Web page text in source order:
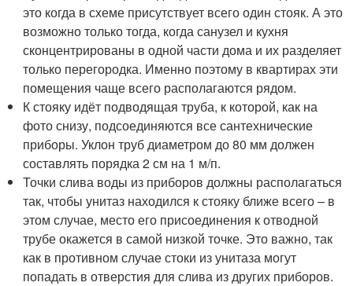
это когда в схеме присутствует всего один стояк. А это
возможно только тогда, когда санузел и кухня
сконцентрированы в одной части дома и их разделяет
только перегородка. Именно поэтому в квартирах эти
помещения чаще всего располагаются рядом.
К стояку идёт подводящая труба, к которой, как на
фото снизу, подсоединяются все сантехнические
приборы. Уклон труб диаметром до 80 мм должен
составлять порядка 2 см на 1 м/п.
Точки слива воды из приборов должны располагаться
так, чтобы унитаз находился к стояку ближе всего – в
этом случае, место его присоединения к отводной
трубе окажется в самой низкой точке. Это важно, так
как в противном случае стоки из унитаза могут
попадать в отверстия для слива из других приборов.